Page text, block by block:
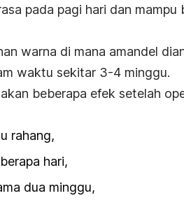
pada pagi hari dan mampu
warna di mana amandel
waktu sekitar 3-4 minggu.
beberapa efek setelah
rahang,
hari,
dua minggu,